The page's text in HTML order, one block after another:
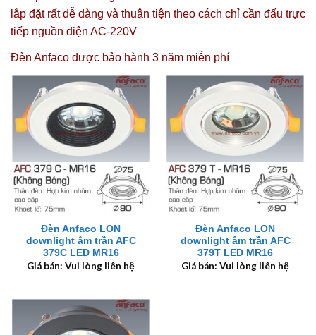
lắp đặt rất dễ dàng và thuận tiện theo cách chỉ cần đấu trực
tiếp nguồn điện AC-220V
Đèn Anfaco được bảo hành 3 năm miễn phí
Đèn Anfaco LON
downlight âm trần AFC
379C LED MR16
Giá bán: Vui lòng liên hệ
Đèn Anfaco LON
downlight âm trần AFC
379T LED MR16
Giá bán: Vui lòng liên hệ